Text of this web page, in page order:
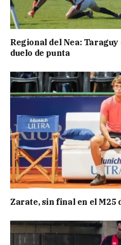
Regional del Nea:
duelo de punta
Zarate, sin final en el M25